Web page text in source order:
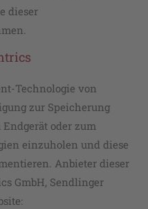
dieser
Technologie von
zur Speicherung
oder zum
einzuholen und diese
Anbieter dieser
GmbH, Sendlinger